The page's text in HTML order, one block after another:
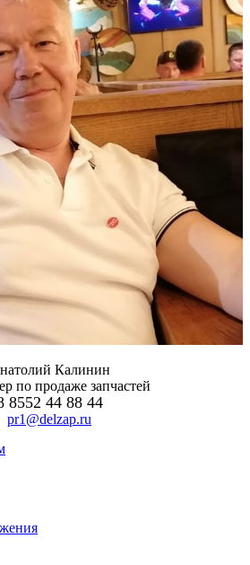
Калинин
по продаже запчастей
8552 44 88 44
pr1@delzap.ru